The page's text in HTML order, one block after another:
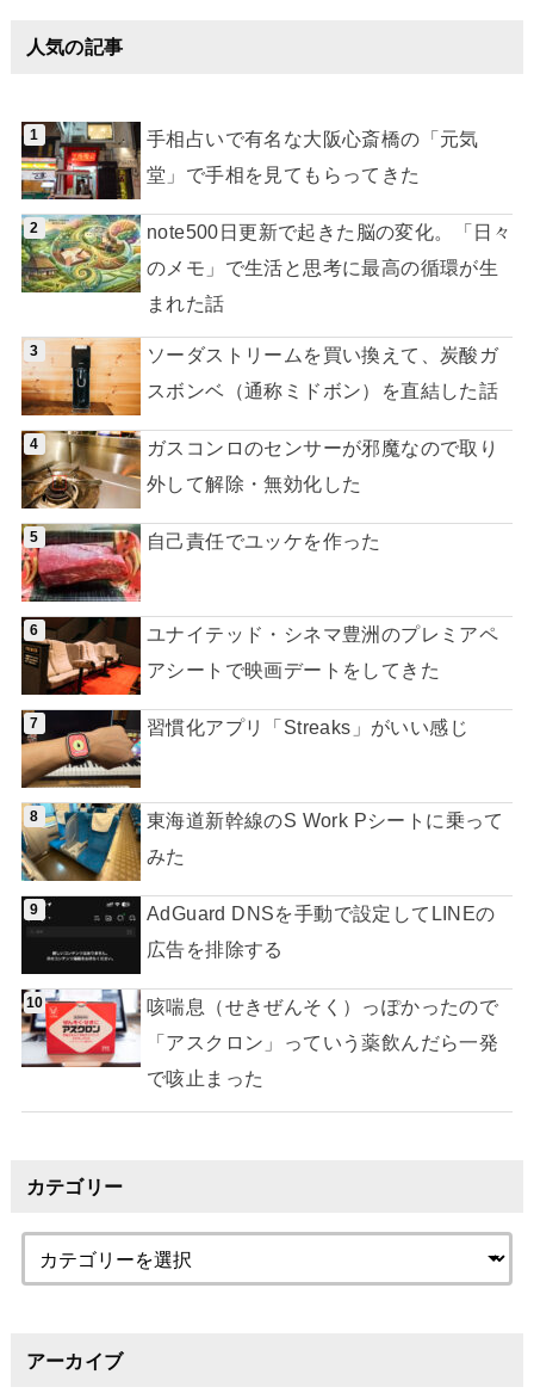
人気の記事
手相占いで有名な大阪心斎橋の「元気
堂」で手相を見てもらってきた
note500日更新で起きた脳の変化。「日々
のメモ」で生活と思考に最高の循環が生
まれた話
ソーダストリームを買い換えて、炭酸ガ
スボンベ（通称ミドボン）を直結した話
ガスコンロのセンサーが邪魔なので取り
外して解除・無効化した
自己責任でユッケを作った
ユナイテッド・シネマ豊洲のプレミアペ
アシートで映画デートをしてきた
習慣化アプリ「Streaks」がいい感じ
東海道新幹線のS Work Pシートに乗って
みた
AdGuard DNSを手動で設定してLINEの
広告を排除する
咳喘息（せきぜんそく）っぽかったので
「アスクロン」っていう薬飲んだら一発
で咳止まった
カテゴリー
アーカイブ